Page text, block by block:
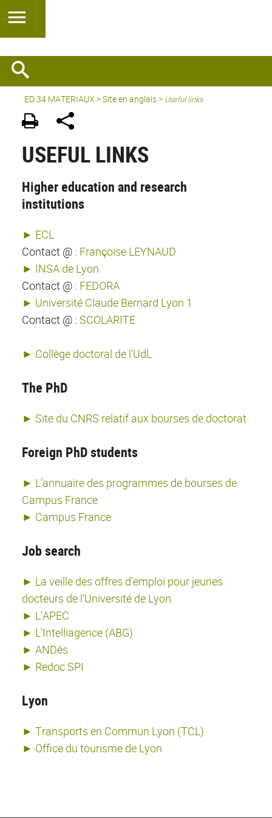
ED 34 MATERIAUX >Site en anglais> Useful links
USEFUL LINKS
Higher education and research
institutions
► ECL
Contact @ : Françoise LEYNAUD
► INSA de Lyon
Contact @ : FEDORA
► Université Claude Bernard Lyon 1
Contact @ : SCOLARITE
► Collège doctoral de l'UdL
The PhD
► Site du CNRS relatif aux bourses de doctorat
Foreign PhD students
► L’annuaire des programmes de bourses de
Campus France
► Campus France
Job search
► La veille des offres d’emploi pour jeunes
docteurs de l’Université de Lyon
► L’APEC
► L'Intelliagence (ABG)
► ANDès
► Redoc SPI
Lyon
► Transports en Commun Lyon (TCL)
► Office du tourisme de Lyon